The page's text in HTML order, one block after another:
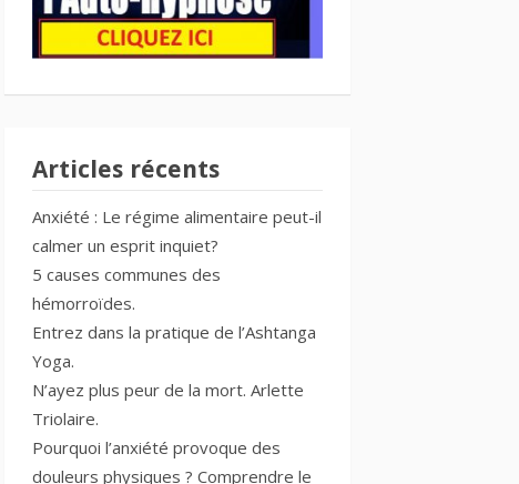
Articles récents
Anxiété : Le régime alimentaire peut-il
calmer un esprit inquiet?
5 causes communes des
hémorroïdes.
Entrez dans la pratique de l’Ashtanga
Yoga.
N’ayez plus peur de la mort. Arlette
Triolaire.
Pourquoi l’anxiété provoque des
douleurs physiques ? Comprendre le